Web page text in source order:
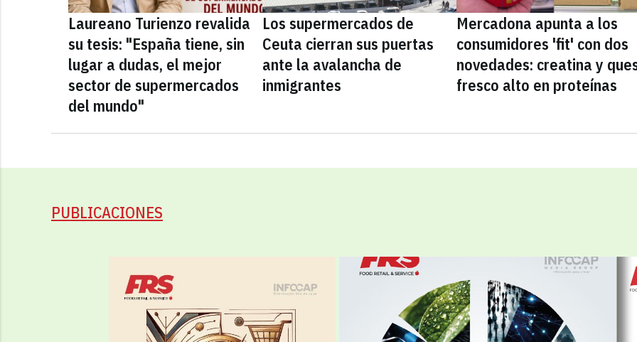
Laureano Turienzo revalida
su tesis: "España tiene, sin
lugar a dudas, el mejor
sector de supermercados
del mundo"
Los supermercados de
Ceuta cierran sus puertas
ante la avalancha de
inmigrantes
Mercadona apunta a los
consumidores 'fit' con dos
novedades: creatina y
fresco alto en proteínas
PUBLICACIONES